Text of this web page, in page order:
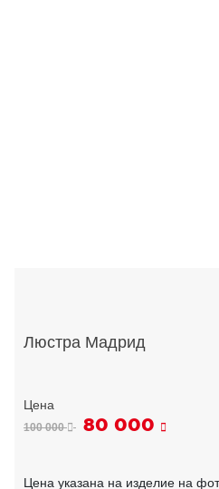
Люстра Мадрид
100 000 80 000
Цена указана на изделие на